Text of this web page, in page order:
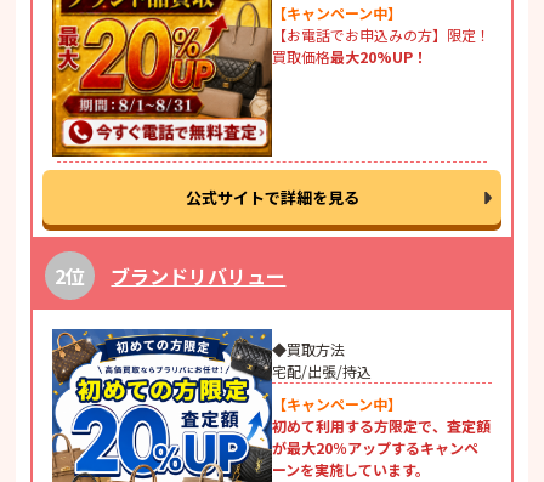
【キャンペーン中】
【お電話でお申込みの方】限定！
買取価格最大20%UP！
公式サイトで詳細を見る
ブランドリバリュー
◆買取方法
宅配/出張/持込
【キャンペーン中】
初めて利用する方限定で、査定額
が最大20％アップするキャンペ
ーンを実施しています。